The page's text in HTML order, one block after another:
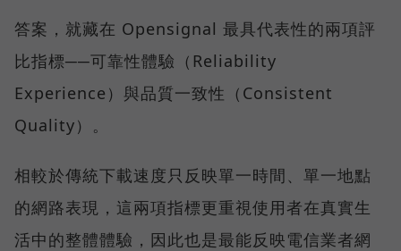
答案，就藏在 Opensignal 最具代表性的兩項評
比指標──可靠性體驗（Reliability
Experience）與品質一致性（Consistent
Quality）。
相較於傳統下載速度只反映單一時間、單一地點
的網路表現，這兩項指標更重視使用者在真實生
活中的整體體驗，因此也是最能反映電信業者網